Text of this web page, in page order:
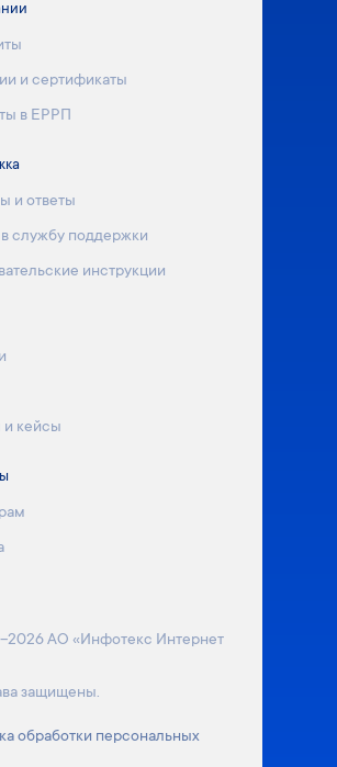
и сертификаты
в ЕРРП
и ответы
службу поддержки
инструкции
кейсы
АО «Инфотекс Интернет
защищены.
обработки персональных